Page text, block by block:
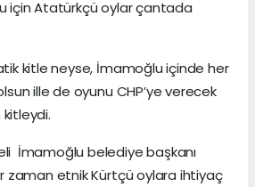
için Atatürkçü oylar çantada
kitle neyse, İmamoğlu içinde her
ille de oyunu CHP’ye verecek
kitleydi.
İmamoğlu belediye başkanı
zaman etnik Kürtçü oylara ihtiyaç